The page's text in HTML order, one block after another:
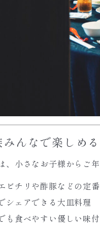
んなで楽しめ
、小さなお子様からご
ビチリや酢豚などの定
シェアできる大皿料理
も食べやすい優しい味